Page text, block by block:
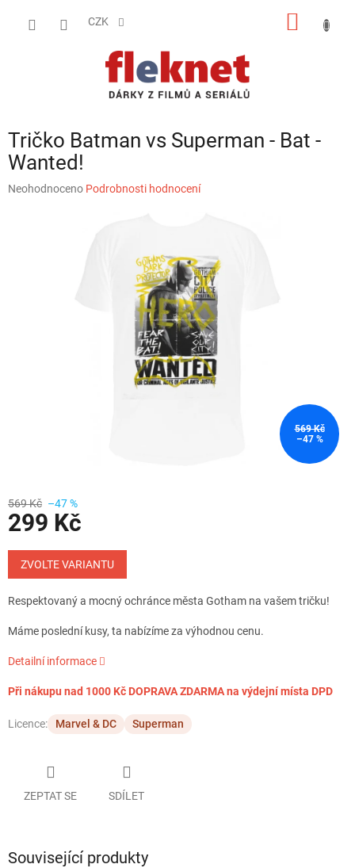
CZK
Tričko Batman vs Superman - Bat -
Wanted!
Průměrné
Neohodnoceno Podrobnosti hodnocení
569 Kč
–47 %
569 Kč –47 %
299 Kč
Měrná
cena:
ZVOLTE VARIANTU
Respektovaný a mocný ochránce města Gotham na vašem tričku!
Máme poslední kusy, ta nabízíme za výhodnou cenu.
Detailní informace
Při nákupu nad 1000 Kč DOPRAVA ZDARMA na výdejní místa DPD
Licence: Marvel & DC Superman
ZEPTAT SE SDÍLET
Související produkty